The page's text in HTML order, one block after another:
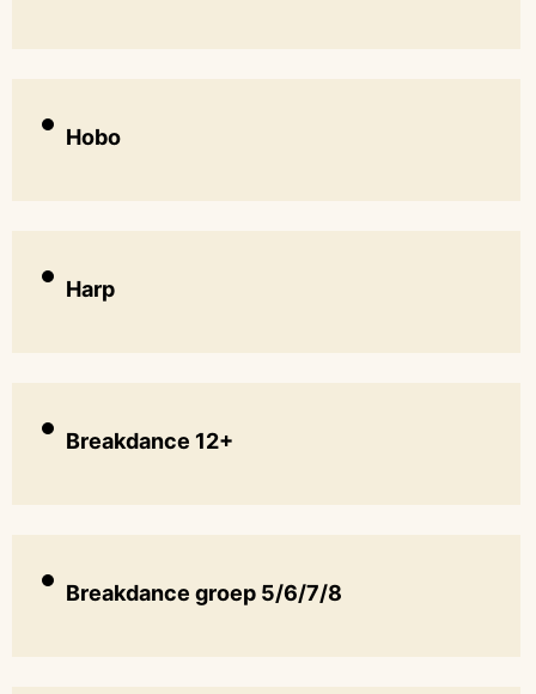
Hobo
Harp
Breakdance 12+
Breakdance groep 5/6/7/8